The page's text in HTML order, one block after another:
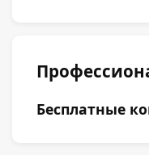
Бесплатные